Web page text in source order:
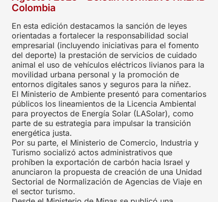
Colombia
En esta edición destacamos la sanción de leyes
orientadas a fortalecer la responsabilidad social
empresarial (incluyendo iniciativas para el fomento
del deporte) la prestación de servicios de cuidado
animal el uso de vehículos eléctricos livianos para la
movilidad urbana personal y la promoción de
entornos digitales sanos y seguros para la niñez.
El Ministerio de Ambiente presentó para comentarios
públicos los lineamientos de la Licencia Ambiental
para proyectos de Energía Solar (LASolar), como
parte de su estrategia para impulsar la transición
energética justa.
Por su parte, el Ministerio de Comercio, Industria y
Turismo socializó actos administrativos que
prohíben la exportación de carbón hacia Israel y
anunciaron la propuesta de creación de una Unidad
Sectorial de Normalización de Agencias de Viaje en
el sector turismo.